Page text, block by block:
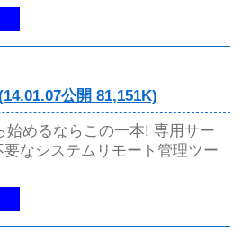
公開 81,151K)
始めるならこの一本! 専用サー
なシステムリモート管理ツー